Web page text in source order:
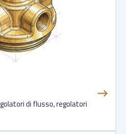
di flusso, regolatori